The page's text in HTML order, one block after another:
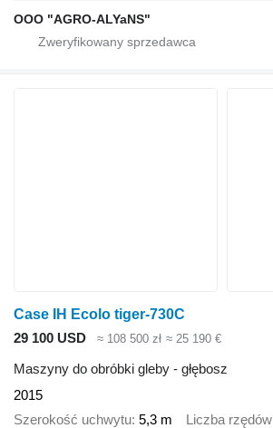
OOO "AGRO-ALYaNS"
Case IH Ecolo tiger-730C
29 100 USD
≈ 108 500 zł ≈ 25 190 €
Maszyny do obróbki gleby - głębosz
2015
Szerokość uchwytu 5,3 m Liczba rzędów